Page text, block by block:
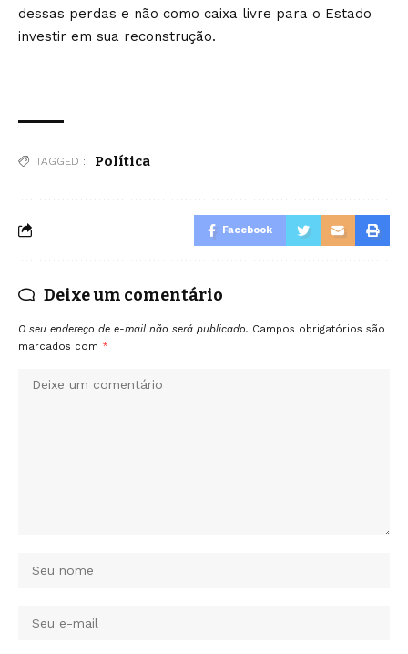
dessas perdas e não como caixa livre para o Estado
investir em sua reconstrução.
TAGGED : Política
Facebook
Deixe um comentário
O seu endereço de e-mail não será publicado. Campos obrigatórios são
marcados com *